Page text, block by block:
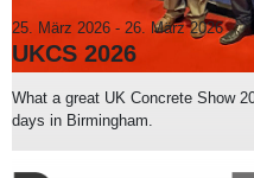
25. März 2026 - 26. März 2026
UKCS 2026
What a great UK Concrete Show
days in Birmingham.